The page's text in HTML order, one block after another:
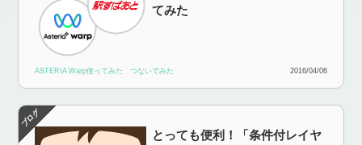
てみた
ASTERIA Warp使ってみた つないでみた 2016/04/06
とっても便利！「条件付レイヤ